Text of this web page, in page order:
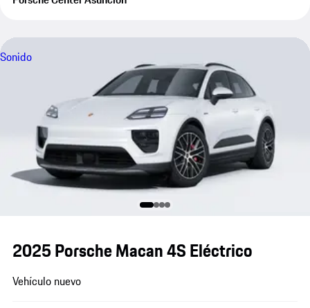
Sonido
2025 Porsche Macan 4S Eléctrico
Vehículo nuevo